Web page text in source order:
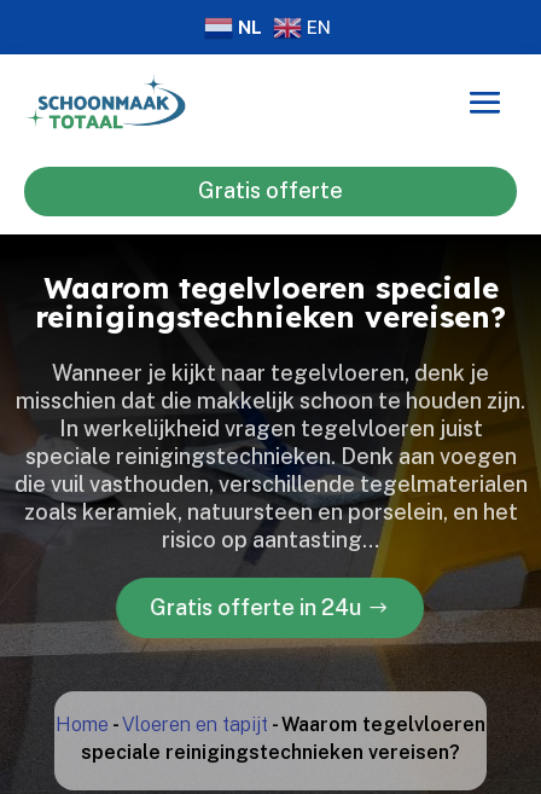
NL EN
Gratis offerte
Waarom tegelvloeren speciale
reinigingstechnieken vereisen?
Wanneer je kijkt naar tegelvloeren, denk je
misschien dat die makkelijk schoon te houden zijn.​
In werkelijkheid vragen tegelvloeren juist
speciale reinigingstechnieken.​ Denk aan voegen
die vuil vasthouden, verschillende tegelmaterialen
zoals keramiek, natuursteen en porselein, en het
risico op aantasting…
Gratis offerte in 24u
Home -Vloeren en tapijt -Waarom tegelvloeren
speciale reinigingstechnieken vereisen?